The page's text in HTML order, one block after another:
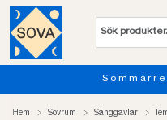
Sommarrea upp
Hem Sovrum Sänggavlar